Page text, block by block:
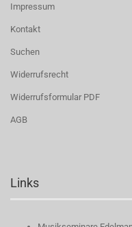
Impressum
Kontakt
Suchen
Widerrufsrecht
Widerrufsformular PDF
AGB
Links